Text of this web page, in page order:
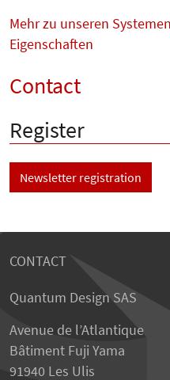
Mehr zu unseren
Eigenschaften
Contact
Register
Newsletter registration
CONTACT
Quantum Design SAS
Avenue de l’Atlantique
Bâtiment Fuji Yama
91940 Les Ulis